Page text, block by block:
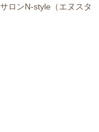
ロンN-style（エヌスタ